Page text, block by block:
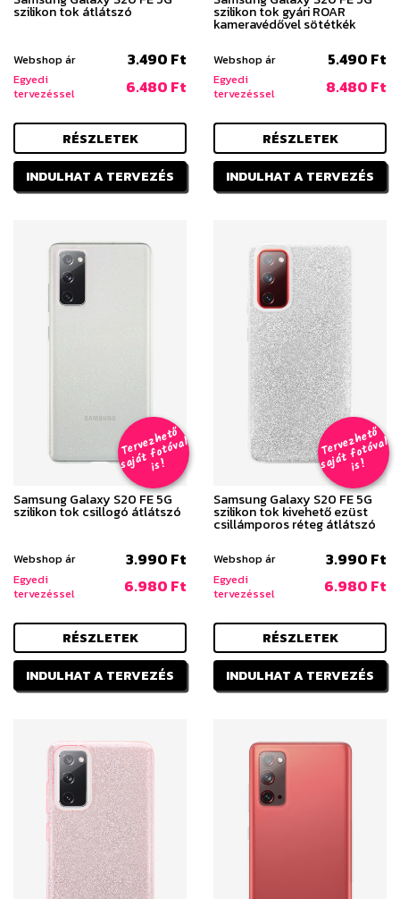
szilikon tok átlátszó
Webshop ár 3.490 Ft
Egyedi
tervezéssel
6.480 Ft
RÉSZLETEK
INDULHAT A TERVEZÉS
szilikon tok gyári ROAR
kameravédővel sötétkék
Webshop ár 5.490 Ft
Egyedi
tervezéssel
8.480 Ft
RÉSZLETEK
INDULHAT A TERVEZÉS
T
er
v
e
z
h
e
t
ő
s
aj
á
t
f
o
t
ó
v
al
i
s
!
Samsung Galaxy S20 FE 5G
szilikon tok csillogó átlátszó
Webshop ár 3.990 Ft
Egyedi
tervezéssel
6.980 Ft
RÉSZLETEK
INDULHAT A TERVEZÉS
T
er
v
e
z
h
e
t
ő
s
aj
á
t
f
o
t
ó
v
al
i
s
!
Samsung Galaxy S20 FE 5G
szilikon tok kivehető ezüst
csillámporos réteg átlátszó
Webshop ár 3.990 Ft
Egyedi
tervezéssel
6.980 Ft
RÉSZLETEK
INDULHAT A TERVEZÉS